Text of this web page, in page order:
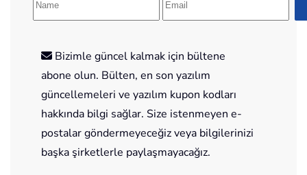
Bizimle güncel kalmak için bültene
abone olun. Bülten, en son yazılım
güncellemeleri ve yazılım kupon kodları
hakkında bilgi sağlar. Size istenmeyen e-
postalar göndermeyeceğiz veya bilgilerinizi
başka şirketlerle paylaşmayacağız.